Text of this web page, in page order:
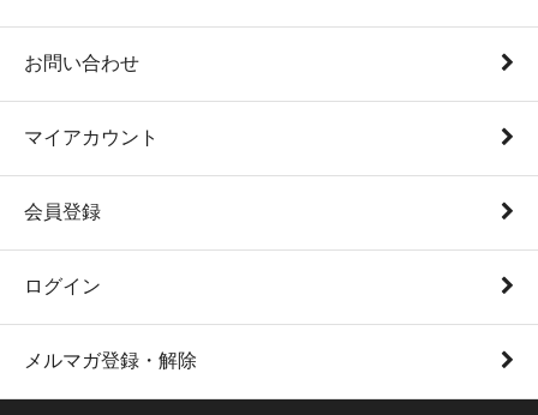
お問い合わせ
マイアカウント
会員登録
ログイン
メルマガ登録・解除